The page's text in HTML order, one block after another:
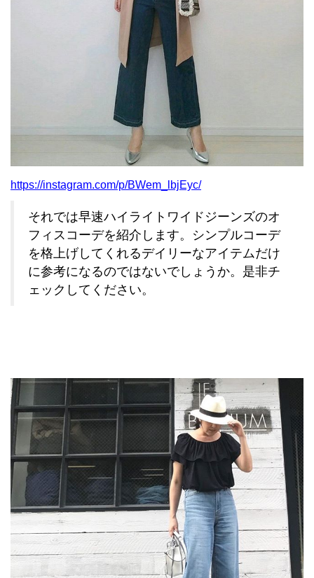
https://instagram.com/p/BWem_lbjEyc/
それでは早速ハイライトワイドジーンズのオ
フィスコーデを紹介します。シンプルコーデ
を格上げしてくれるデイリーなアイテムだけ
に参考になるのではないでしょうか。是非チ
ェックしてください。